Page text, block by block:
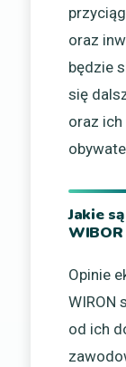
oraz
będzie
się
oraz ich
Jakie
Opinie
WIRON
od ich